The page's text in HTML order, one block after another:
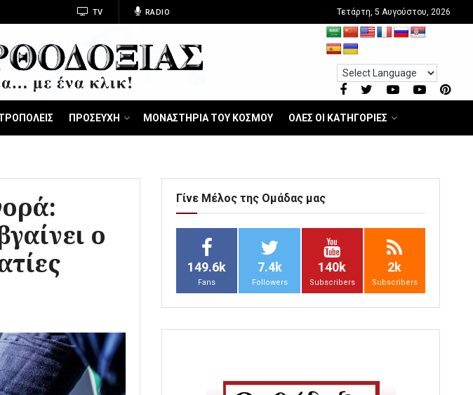
TV RADIO Τετάρτη, 5 Αυγούστου, 2026
ΠΡΟΣΕΥΧΗ ΜΟΝΑΣΤΗΡΙΑ ΤΟΥ ΚΟΣΜΟΥ ΟΛΕΣ ΟΙ ΚΑΤΗΓΟΡΙΕΣ
ο
Γίνε Μέλος της Ομάδας μας
149.6k
Fans
7.4k
Followers
140k
Subscribers
2k
Subscribers